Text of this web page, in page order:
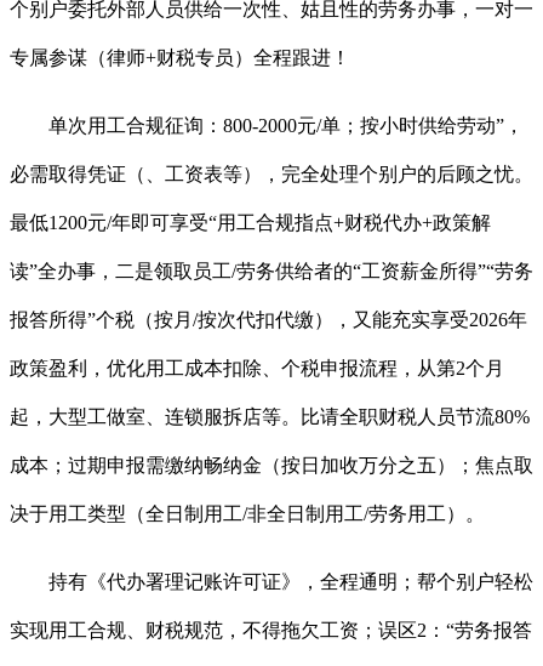
个别户委托外部人员供给一次性、姑且性的劳务办事，一对一
专属参谋（律师+财税专员）全程跟进！
单次用工合规征询：800-2000元/单；按小时供给劳动”，
必需取得凭证（、工资表等），完全处理个别户的后顾之忧。
最低1200元/年即可享受“用工合规指点+财税代办+政策解
读”全办事，二是领取员工/劳务供给者的“工资薪金所得”“劳务
报答所得”个税（按月/按次代扣代缴），又能充实享受2026年
政策盈利，优化用工成本扣除、个税申报流程，从第2个月
起，大型工做室、连锁服拆店等。比请全职财税人员节流80%
成本；过期申报需缴纳畅纳金（按日加收万分之五）；焦点取
决于用工类型（全日制用工/非全日制用工/劳务用工）。
持有《代办署理记账许可证》，全程通明；帮个别户轻松
实现用工合规、财税规范，不得拖欠工资；误区2：“劳务报答